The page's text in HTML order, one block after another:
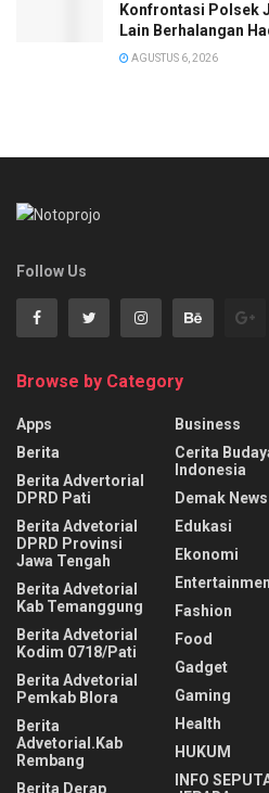
Konfrontasi Polsek
Lain Berhalangan
AGUSTUS 6, 2026
Follow Us
Browse by Category
Apps
Berita
Berita Advertorial
DPRD Pati
Berita Advetorial
DPRD Provinsi
Jawa Tengah
Berita Advetorial
Kab Temanggung
Berita Advetorial
Kodim 0718/Pati
Berita Advetorial
Pemkab Blora
Berita
Advetorial.Kab
Rembang
Berita Derap
Business
Cerita
Indonesia
Demak News
Edukasi
Ekonomi
Fashion
Food
Gadget
Gaming
Health
HUKUM
INFO